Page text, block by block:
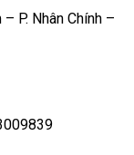
P. Nhân Chính –